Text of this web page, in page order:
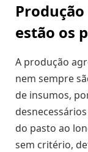
estão os
A produção
nem sempre
de insumos,
do pasto ao
sem critério,